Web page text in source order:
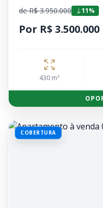
de R$ 3.950.000 11%
Por R$ 3.500.000
430 m²
COBERTURA